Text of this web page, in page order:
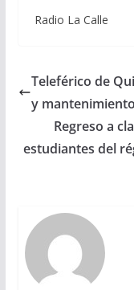
Radio La Calle
Teleférico de
y mantenimiento
Regreso a
estudiantes del